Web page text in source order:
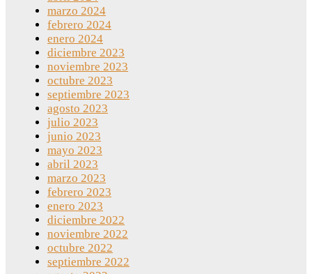
marzo 2024
febrero 2024
enero 2024
diciembre 2023
noviembre 2023
octubre 2023
septiembre 2023
agosto 2023
julio 2023
junio 2023
mayo 2023
abril 2023
marzo 2023
febrero 2023
enero 2023
diciembre 2022
noviembre 2022
octubre 2022
septiembre 2022